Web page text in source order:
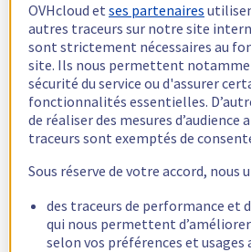
OVHcloud etses partenaires
autres traceurs sur notre site
sont strictement nécessaires au
site. Ils nous permettent
sécurité du service ou d'assurer
fonctionnalités essentielles.
de réaliser des mesures d’audience
traceurs sont exemptés de
Sous réserve de votre accord,
des traceurs de performance et
qui nous permettent
selon vos préférences et usages